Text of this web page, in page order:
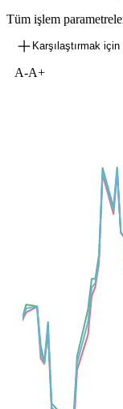
Tüm işlem
Karşılaştırmak